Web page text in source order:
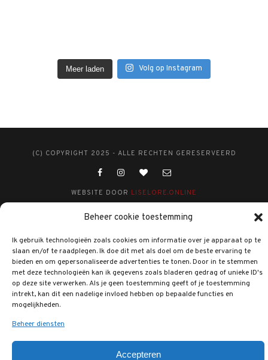
Beheer cookie toestemming
Ik gebruik technologieën zoals cookies om informatie over je apparaat op te
slaan en/of te raadplegen. Ik doe dit met als doel om de beste ervaring te
bieden en om gepersonaliseerde advertenties te tonen. Door in te stemmen
met deze technologieën kan ik gegevens zoals bladeren gedrag of unieke ID's
op deze site verwerken. Als je geen toestemming geeft of je toestemming
intrekt, kan dit een nadelige invloed hebben op bepaalde functies en
mogelijkheden.
Beheer diensten
Accepteren
Meer laden Volg op Instagram
(C) COPYRIGHT 2025 - ALLE RECHTEN GERESERVEERD
WEBSITE DOOR LISELORE.ONLINE